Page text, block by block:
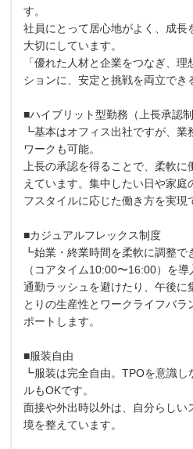
す。
社員にとって居心地がよく、成長
大切にしています。
「優れた人材と企業をつなぎ、
ションに、安定と挑戦を両立でき
■ハイブリット型勤務（上長承認制
┗基本はオフィス出社ですが、業
ワークも可能。
上長の承認を得ることで、柔軟
えています。集中したい日や家庭
フスタイルに応じた働き方を実現
■カジュアルフレックス制度
┗始業・終業時間を柔軟に調整で
（コアタイム10:00〜16:00）を導
通勤ラッシュを避けたり、午後に
とりの生産性とワークライフバ
ポートします。
■服装自由
┗服装は完全自由。TPOを意識し
ルもOKです。
面接や外出時以外は、自分らしい
境を整えています。